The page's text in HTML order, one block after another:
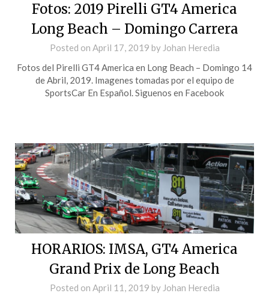
Fotos: 2019 Pirelli GT4 America
Long Beach – Domingo Carrera
Posted on April 17, 2019 by Johan Heredia
Fotos del Pirelli GT4 America en Long Beach – Domingo 14
de Abril, 2019. Imagenes tomadas por el equipo de
SportsCar En Español. Siguenos en Facebook
HORARIOS: IMSA, GT4 America
Grand Prix de Long Beach
Posted on April 11, 2019 by Johan Heredia